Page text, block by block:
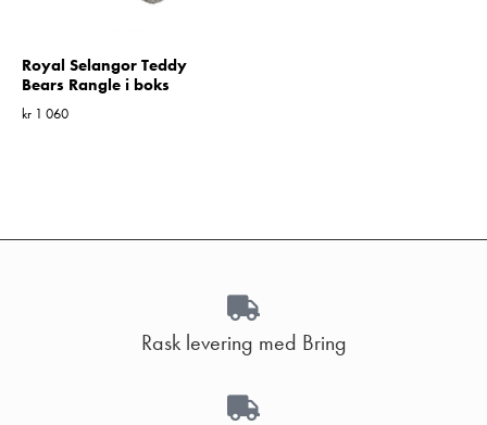
Royal Selangor Teddy
Bears Rangle i boks
kr 1 060
Rask levering med Bring